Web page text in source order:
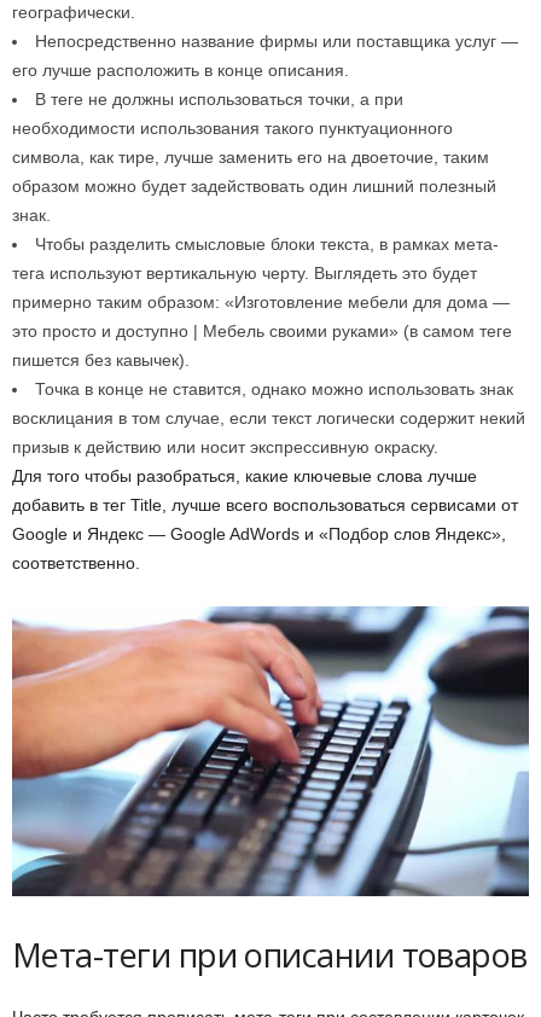
географически.
Непосредственно название фирмы или поставщика услуг —
его лучше расположить в конце описания.
В теге не должны использоваться точки, а при
необходимости использования такого пунктуационного
символа, как тире, лучше заменить его на двоеточие, таким
образом можно будет задействовать один лишний полезный
знак.
Чтобы разделить смысловые блоки текста, в рамках мета-
тега используют вертикальную черту. Выглядеть это будет
примерно таким образом: «Изготовление мебели для дома —
это просто и доступно | Мебель своими руками» (в самом теге
пишется без кавычек).
Точка в конце не ставится, однако можно использовать знак
восклицания в том случае, если текст логически содержит некий
призыв к действию или носит экспрессивную окраску.
Для того чтобы разобраться, какие ключевые слова лучше
добавить в тег Title, лучше всего воспользоваться сервисами от
Google и Яндекс — Google AdWords и «Подбор слов Яндекс»,
соответственно.
Мета-теги при описании товаров